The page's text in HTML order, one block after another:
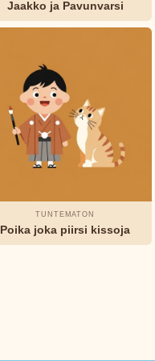
Jaakko ja Pavunvarsi
TUNTEMATON
Poika joka piirsi kissoja